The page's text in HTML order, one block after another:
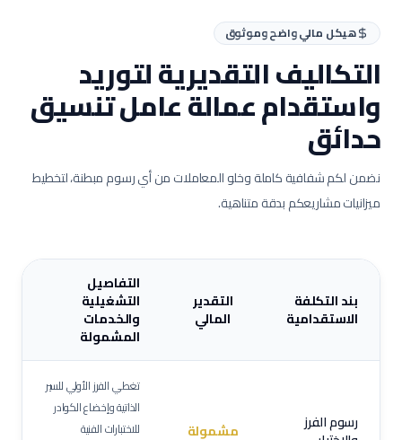
هيكل مالي واضح وموثوق
التكاليف التقديرية لتوريد
واستقدام عمالةعامل تنسيق
حدائق
نضمن لكم شفافية كاملة وخلو المعاملات من أي رسوم مبطنة، لتخطيط
ميزانيات مشاريعكم بدقة متناهية.
بند التكلفة
الاستقدامية
التقدير
المالي
التفاصيل
التشغيلية
والخدمات
المشمولة
رسوم الفرز مشمولة
تغطي الفرز الأولي للسير
الذاتية وإخضاع الكوادر
للاختبارات الفنية